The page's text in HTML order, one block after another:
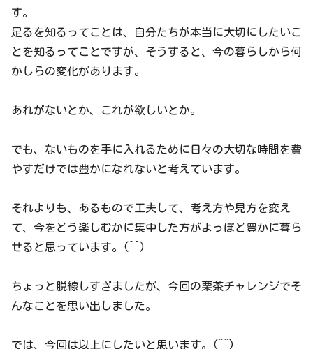
す。
足るを知るってことは、自分たちが本当に大切にしたいこ
とを知るってことですが、そうすると、今の暮らしから何
かしらの変化があります。
あれがないとか、これが欲しいとか。
でも、ないものを手に入れるために日々の大切な時間を費
やすだけでは豊かになれないと考えています。
それよりも、あるもので工夫して、考え方や見方を変え
て、今をどう楽しむかに集中した方がよっぽど豊かに暮ら
せると思っています。(^^)
ちょっと脱線しすぎましたが、今回の栗茶チャレンジでそ
んなことを思い出しました。
では、今回は以上にしたいと思います。(^^)